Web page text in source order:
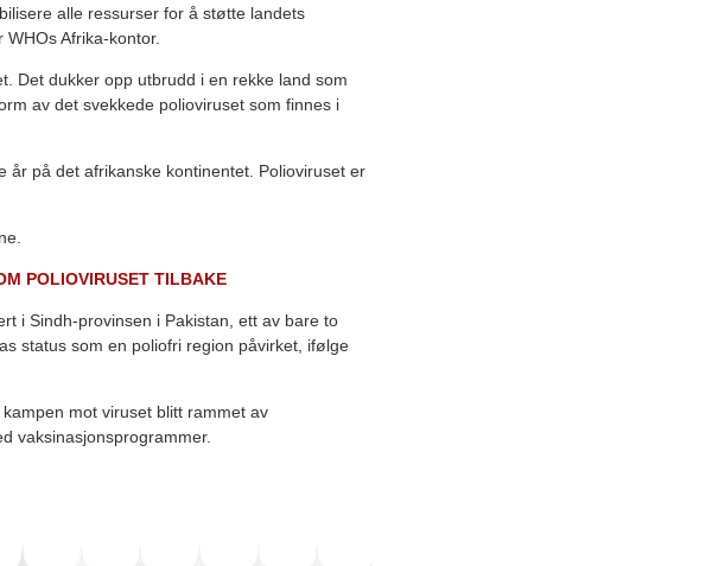
alle ressurser for å støtte landets
Afrika-kontor.
Det dukker opp utbrudd i en rekke land som
av det svekkede polioviruset som finnes i
år på det afrikanske kontinentet. Polioviruset er
POLIOVIRUSET TILBAKE
i Sindh-provinsen i Pakistan, ett av bare to
status som en poliofri region påvirket, ifølge
mot viruset blitt rammet av
vaksinasjonsprogrammer.